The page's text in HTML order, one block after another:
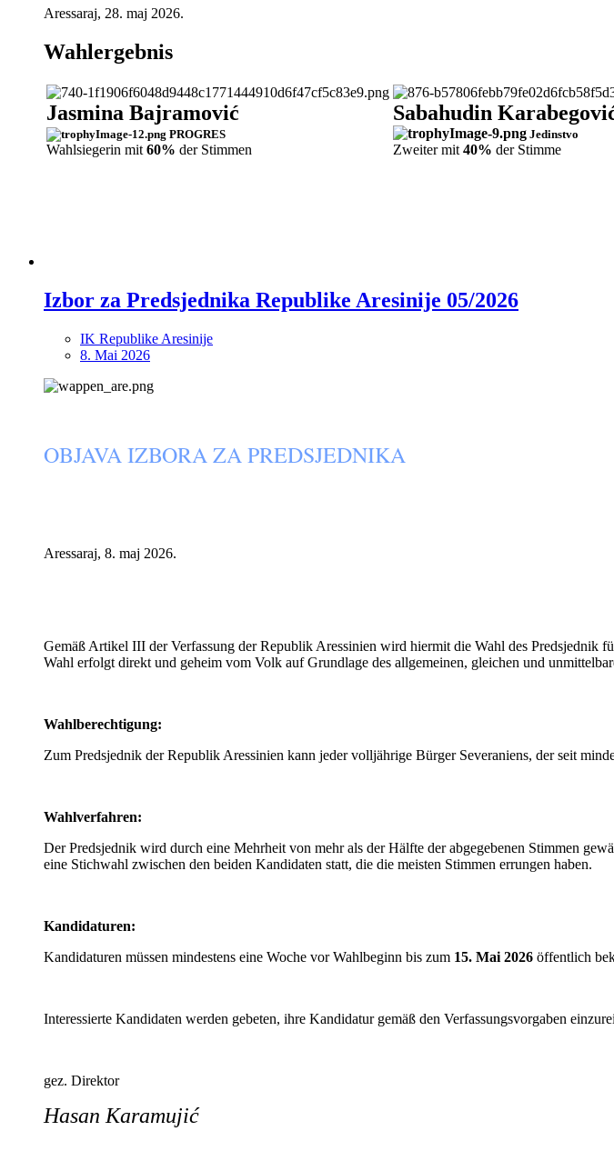
Aressaraj, 28. maj 2026.
Wahlergebnis
Jasmina Bajramović
PROGRES
Wahlsiegerin mit60% der Stimmen
Sabahudin
Jedinstvo
Zweiter mit40% der Stimme
Izbor za Predsjednika Republike Aresinije 05/2026
IK Republike Aresinije
8. Mai 2026
OBJAVA IZBORA ZA PREDSJEDNIKA
Aressaraj, 8. maj 2026.
Gemäß Artikel III der Verfassung der Republik Aressinien wird hiermit die Wahl des Predsjednik
Wahl erfolgt direkt und geheim vom Volk auf Grundlage des allgemeinen, gleichen und
Wahlberechtigung:
Zum Predsjednik der Republik Aressinien kann jeder volljährige Bürger Severaniens, der seit
Wahlverfahren:
Der Predsjednik wird durch eine Mehrheit von mehr als der Hälfte der abgegebenen Stimmen
eine Stichwahl zwischen den beiden Kandidaten statt, die die meisten Stimmen errungen haben.
Kandidaturen:
Kandidaturen müssen mindestens eine Woche vor Wahlbeginn bis zum 15. Mai 2026 öffentlich
Interessierte Kandidaten werden gebeten, ihre Kandidatur gemäß den Verfassungsvorgaben
gez. Direktor
Hasan Karamujić